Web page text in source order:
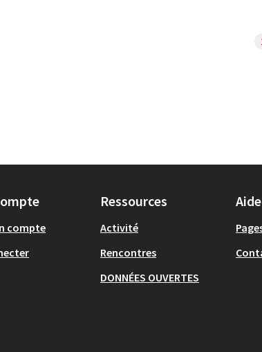
compte
Ressources
Activité
Rencontres
DONNÉES OUVERTES
Aide